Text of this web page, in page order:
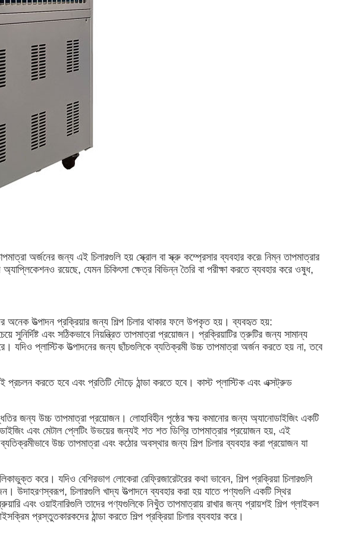
অর্জনের জন্য এই চিলারগুলি হয় স্ক্রোল বা স্ক্রু কম্প্রেসার ব্যবহার করে৷ নিম্ন তাপমাত্রার
রয়েছে, যেমন চিকিৎসা ক্ষেত্র বিভিন্ন তৈরি বা পরীক্ষা করতে ব্যবহার করে ওষুধ,
অনেক উত্পাদন প্রক্রিয়ার জন্য শিল্প চিলার থাকার ফলে উপকৃত হয়। ব্যবহৃত হয়:
এবং সঠিকভাবে নিয়ন্ত্রিত তাপমাত্রা প্রয়োজন। প্রক্রিয়াটির ত্রুটির জন্য সামান্য
যদিও প্লাস্টিক উত্পাদনের জন্য ছাঁচগুলিকে ব্যতিক্রমী উচ্চ তাপমাত্রা অর্জন করতে হয় না, তবে
করতে হবে এবং প্রতিটি দৌড়ে ঠান্ডা করতে হবে। কাস্ট প্লাস্টিক এবং এক্সট্রুড
জন্য উচ্চ তাপমাত্রা প্রয়োজন। লোহাবিহীন পৃষ্ঠের ক্ষয় কমানোর জন্য অ্যানোডাইজিং একটি
এবং মেটাল প্লেটিং উভয়ের জন্যই শত শত ডিগ্রি তাপমাত্রার প্রয়োজন হয়, এই
উচ্চ তাপমাত্রা এবং কঠোর অবস্থার জন্য শিল্প চিলার ব্যবহার করা প্রয়োজন যা
করে। যদিও বেশিরভাগ লোকেরা রেফ্রিজারেটরের কথা ভাবেন, শিল্প প্রক্রিয়া চিলারগুলি
উদাহরণস্বরূপ, চিলারগুলি খাদ্য উত্পাদনে ব্যবহার করা হয় যাতে পণ্যগুলি একটি স্থির
এবং ওয়াইনারিগুলি তাদের পণ্যগুলিকে নিখুঁত তাপমাত্রায় রাখার জন্য প্রায়শই শিল্প গ্লাইকল
প্রস্তুতকারকদের ঠান্ডা করতে শিল্প প্রক্রিয়া চিলার ব্যবহার করে।